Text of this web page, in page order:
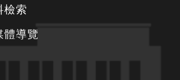
檢索
體導覽